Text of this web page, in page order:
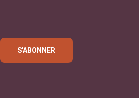
S'ABONNER